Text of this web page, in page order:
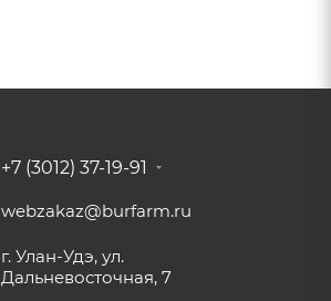
+7 (3012) 37-19-91
webzakaz@burfarm.ru
г. Улан-Удэ, ул.
Дальневосточная, 7